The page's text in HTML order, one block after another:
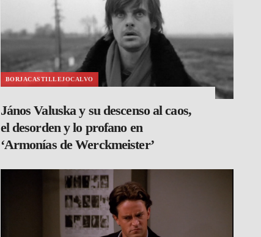
BORJACASTILLEJOCALVO
János Valuska y su descenso al caos,
el desorden y lo profano en
‘Armonías de Werckmeister’